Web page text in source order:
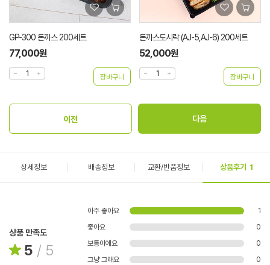
GP-300 돈까스 200세트
77,000원
돈까스도시락 (AJ-5,AJ-6) 200세트
52,000원
상세정보 배송정보 교환/반품정보 상품후기 1
상품 만족도
5 / 5
아주 좋아요
1
좋아요
0
보통이에요
0
그냥 그래요
0